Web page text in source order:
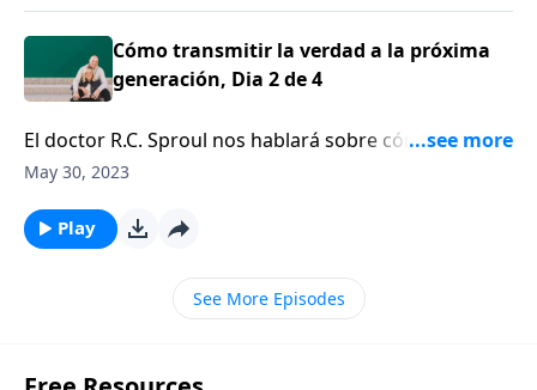
Cómo transmitir la verdad a la próxima
generación, Dia 2 de 4
El doctor R.C. Sproul nos hablará sobre cómo una
generación puede transmitirle la verdad bíblica a la
May 30, 2023
Play
See More Episodes